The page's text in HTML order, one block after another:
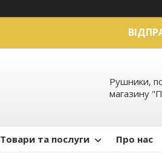
Рушники,
магазину
Товари та послуги Про нас